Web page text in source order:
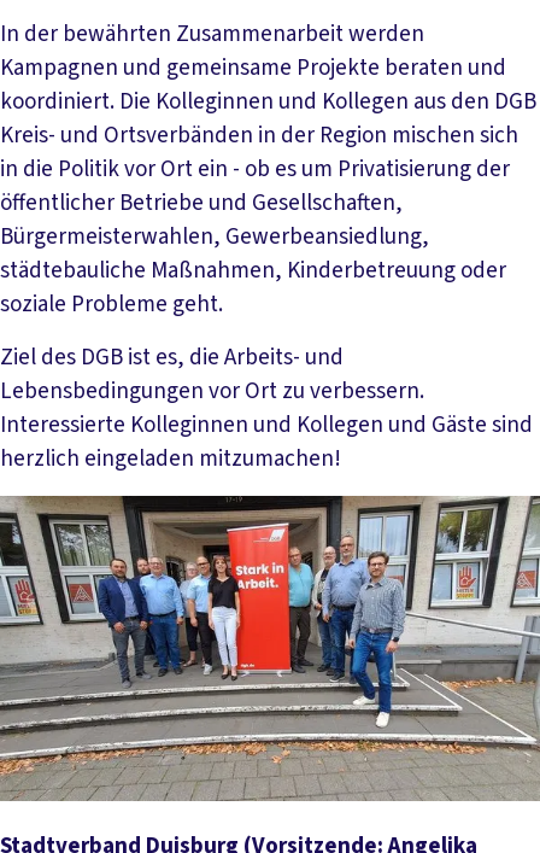
In der bewährten Zusammenarbeit werden
Kampagnen und gemeinsame Projekte beraten und
koordiniert. Die Kolleginnen und Kollegen aus den DGB
Kreis- und Ortsverbänden in der Region mischen sich
in die Politik vor Ort ein - ob es um Privatisierung der
öffentlicher Betriebe und Gesellschaften,
Bürgermeisterwahlen, Gewerbeansiedlung,
städtebauliche Maßnahmen, Kinderbetreuung oder
soziale Probleme geht.
Ziel des DGB ist es, die Arbeits- und
Lebensbedingungen vor Ort zu verbessern.
Interessierte Kolleginnen und Kollegen und Gäste sind
herzlich eingeladen mitzumachen!
Stadtverband Duisburg (Vorsitzende: Angelika